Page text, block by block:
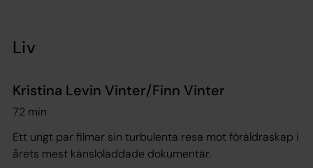
Liv
Kristina Levin Vinter/Finn Vinter
72 min
Ett ungt par filmar sin turbulenta resa mot föräldraskap i
årets mest känsloladdade dokumentär.